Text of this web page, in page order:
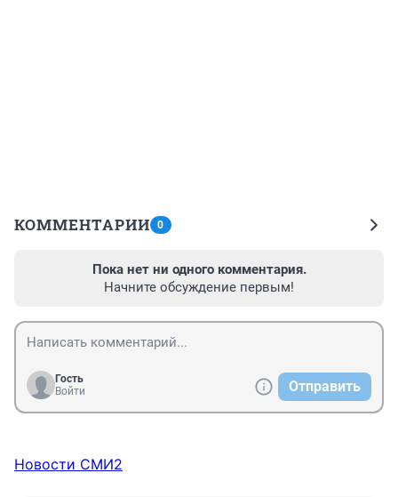
КОММЕНТАРИИ 0
Пока нет ни одного комментария.
Начните обсуждение первым!
Гость
Войти
Отправить
Новости СМИ2